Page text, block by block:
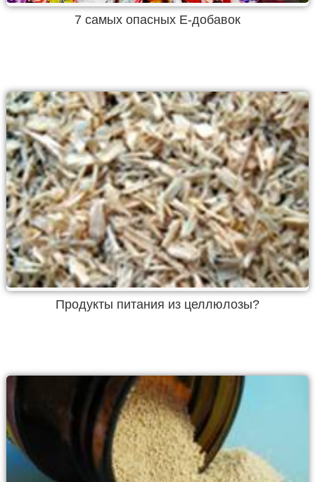
7 самых опасных Е-добавок
Продукты питания из целлюлозы?